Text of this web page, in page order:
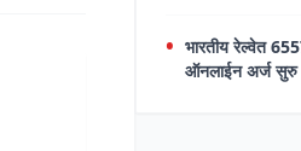
भारतीय रेल्वेत
ऑनलाईन अर्ज सुरु